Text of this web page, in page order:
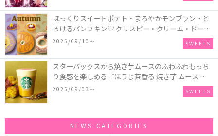
ほっくりスイートポテト・まろやかモンブラン・と
ろけるパンプキン♡ クリスピー・クリーム・ドーナ
ツに“いも”“栗“”かぼちゃ“を使用し、秋らしい人気
2025/09/10〜 SWEETS
スターバックスから焼き芋ムースのふわふわもっち
り食感を楽しめる『ほうじ茶香る 焼き芋 ムース テ
ィー ラテ』が新発売！大好評の『チョコレート ムー
2025/09/03〜 SWEETS
NEWS CATEGORIES